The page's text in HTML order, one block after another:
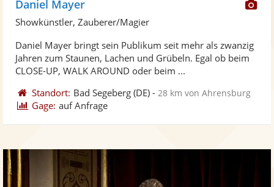
Daniel Mayer
Showkünstler, Zauberer/Magier
Daniel Mayer bringt sein Publikum seit mehr als zwanzig
Jahren zum Staunen, Lachen und Grübeln. Egal ob beim
CLOSE-UP, WALK AROUND oder beim ...
Standort: Bad Segeberg (DE) - 28 km von Ahrensburg
Gage: auf Anfrage